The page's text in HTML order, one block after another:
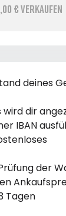
€ verkaufen
deines
dir
IBAN
der
Tagen